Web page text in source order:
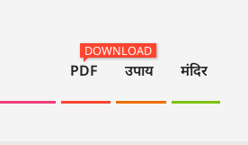
PDF
DOWNLOAD
उपाय मंदिर